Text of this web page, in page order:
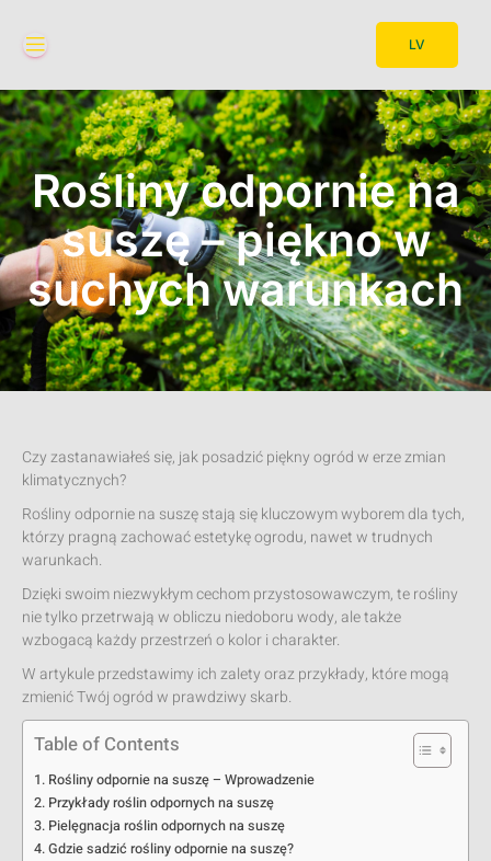
LV
Rośliny odpornie na
suszę – piękno w
suchych warunkach
Czy zastanawiałeś się, jak posadzić piękny ogród w erze zmian
klimatycznych?
Rośliny odpornie na suszę stają się kluczowym wyborem dla tych,
którzy pragną zachować estetykę ogrodu, nawet w trudnych
warunkach.
Dzięki swoim niezwykłym cechom przystosowawczym, te rośliny
nie tylko przetrwają w obliczu niedoboru wody, ale także
wzbogacą każdy przestrzeń o kolor i charakter.
W artykule przedstawimy ich zalety oraz przykłady, które mogą
zmienić Twój ogród w prawdziwy skarb.
Table of Contents
Rośliny odpornie na suszę – Wprowadzenie
Przykłady roślin odpornych na suszę
Pielęgnacja roślin odpornych na suszę
Gdzie sadzić rośliny odpornie na suszę?